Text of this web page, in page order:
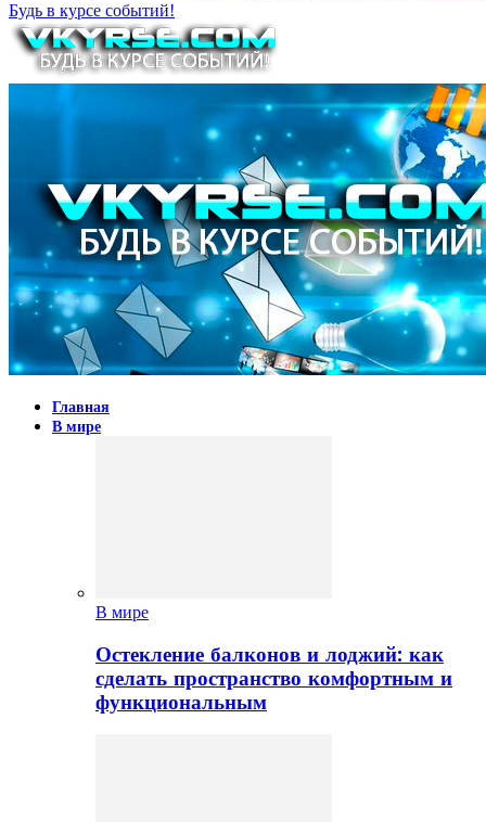
Будь в курсе событий!
Главная
В мире
В мире
Остекление балконов и лоджий: как
сделать пространство комфортным и
функциональным